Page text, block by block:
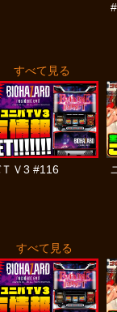
すべて見る
Ｖ3 #116
すべて見る